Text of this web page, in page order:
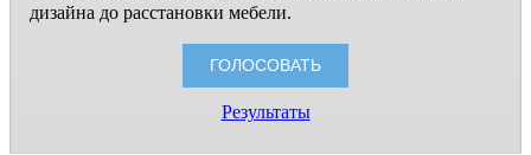
дизайна до расстановки мебели.
Результаты